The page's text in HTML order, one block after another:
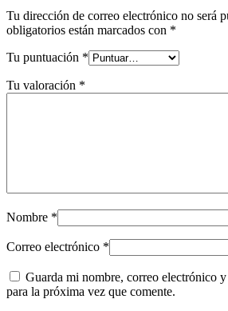
Tu dirección de correo electrónico no será
obligatorios están marcados con *
Tu puntuación *
Tu valoración *
Nombre *
Correo electrónico *
Guarda mi nombre, correo electrónico
para la próxima vez que comente.